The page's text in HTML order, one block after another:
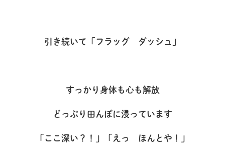
引き続いて「フラッグ ダッシュ」
すっかり身体も心も解放
どっぷり田んぼに浸っています
「ここ深い？！」「えっ ほんとや！」